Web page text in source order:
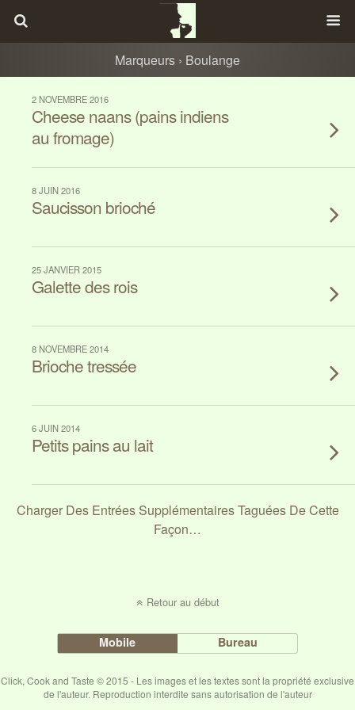
Marqueurs › Boulange
2 NOVEMBRE 2016
Cheese naans (pains indiens
au fromage)
8 JUIN 2016
Saucisson brioché
25 JANVIER 2015
Galette des rois
8 NOVEMBRE 2014
Brioche tressée
6 JUIN 2014
Petits pains au lait
Charger Des Entrées Supplémentaires Taguées De Cette
Façon…
Retour au début
Mobile Bureau
Click, Cook and Taste © 2015 - Les images et les textes sont la propriété exclusive
de l'auteur. Reproduction interdite sans autorisation de l'auteur